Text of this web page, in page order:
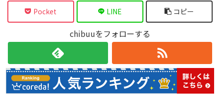
●アーケードモード
「トラブル☆ウィッチーズふぁいなる！」の標準ゲームモー
ド。初心者から上級者まで誰もがゼッタイ楽しめる全４難易
度を実装。
フルボイスによるストーリーがついたゲームモード。１１人
の魔女たちによるゆるゆるストーリーがクセになるかも。
●ワルプルギスナイトモード
魔女も敵もパワーアップ！ ボーナス要素などが追加され、
圧倒的ジャラジャラに磨きがかかった超巨強極大ジャラジャ
●スコアアタックモード
２分間、５分間の制限時間内で、ひたすらスコアを稼ぐモー
ド。腕前レベルに合わせられる全４難易度を実装。
●エンドレスモード
周回プレイモード。プレイ状況はセーブが可能で、ランキン
グにも登録可能！ 高次周がとにかくアツい！
各ゲームモードはオンラインランキングに対応しており、上
位ランキングでは豪華な魔女帽子があなたの名前に付きま
す！
他にも、追加キャラクターや、無料アップデートでゲームモ
Pocket LINE コピー
chibuuをフォローする